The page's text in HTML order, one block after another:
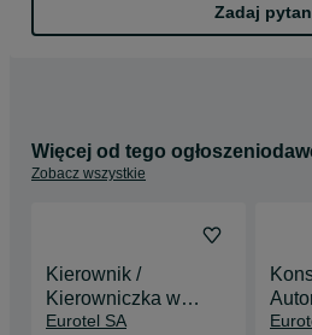
Zadaj
Więcej od tego
Zobacz wszystkie
Kierownik /
Kierowniczka w
sklepie T-Mobile
Eurotel SA